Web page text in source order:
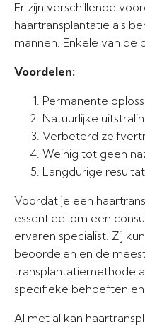
Er zijn verschillende
haartransplantatie als
mannen. Enkele van de
Voordelen:
Permanente
Natuurlijke
Verbeterd
Weinig tot geen
Langdurige
Voordat je een
essentieel om een
ervaren specialist. Zij
beoordelen en de
transplantatiemethode
specifieke behoeften
Al met al kan